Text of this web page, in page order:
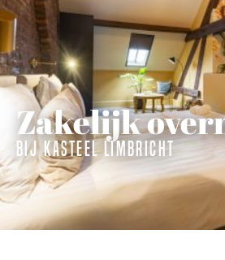
Zakelijk
bij kasteel limbricht